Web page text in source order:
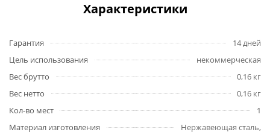
Характеристики
Гарантия
14 дней
Цель использования
некоммерческая
Вес брутто
0,16 кг
Вес нетто
0,16 кг
Кол-во мест
1
Материал изготовления
Нержавеющая сталь,